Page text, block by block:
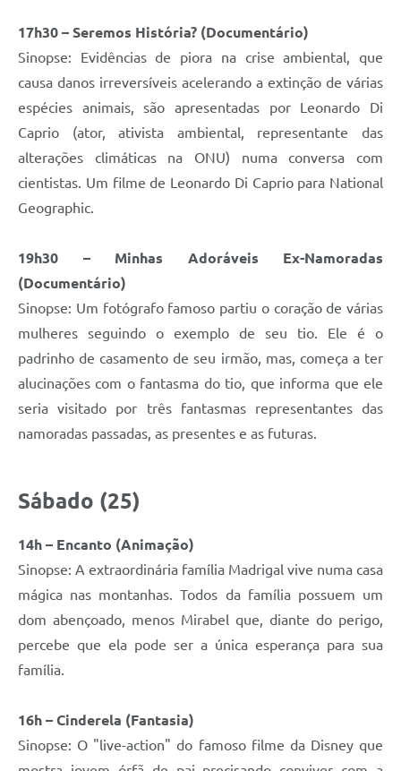
17h30 – Seremos História? (Documentário)
Sinopse: Evidências de piora na crise ambiental, que
causa danos irreversíveis acelerando a extinção de várias
espécies animais, são apresentadas por Leonardo Di
Caprio (ator, ativista ambiental, representante das
alterações climáticas na ONU) numa conversa com
cientistas. Um filme de Leonardo Di Caprio para National
Geographic.
19h30 – Minhas Adoráveis Ex-Namoradas
(Documentário)
Sinopse: Um fotógrafo famoso partiu o coração de várias
mulheres seguindo o exemplo de seu tio. Ele é o
padrinho de casamento de seu irmão, mas, começa a ter
alucinações com o fantasma do tio, que informa que ele
seria visitado por três fantasmas representantes das
namoradas passadas, as presentes e as futuras.
Sábado (25)
14h – Encanto (Animação)
Sinopse: A extraordinária família Madrigal vive numa casa
mágica nas montanhas. Todos da família possuem um
dom abençoado, menos Mirabel que, diante do perigo,
percebe que ela pode ser a única esperança para sua
família.
16h – Cinderela (Fantasia)
Sinopse: O "live-action" do famoso filme da Disney que